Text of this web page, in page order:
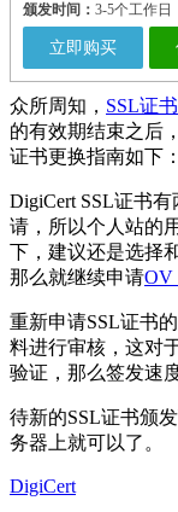
颁发时间： 3-5个工作日
立即购买
众所周知， SSL证书
的有效期结束之后
证书更换指南如下：
DigiCert SSL证书
请，所以个人站的
下，建议还是选择
那么就继续申请OV
重新申请SSL证书
料进行审核，这对
验证，那么签发速
待新的SSL证书颁
务器上就可以了。
DigiCert